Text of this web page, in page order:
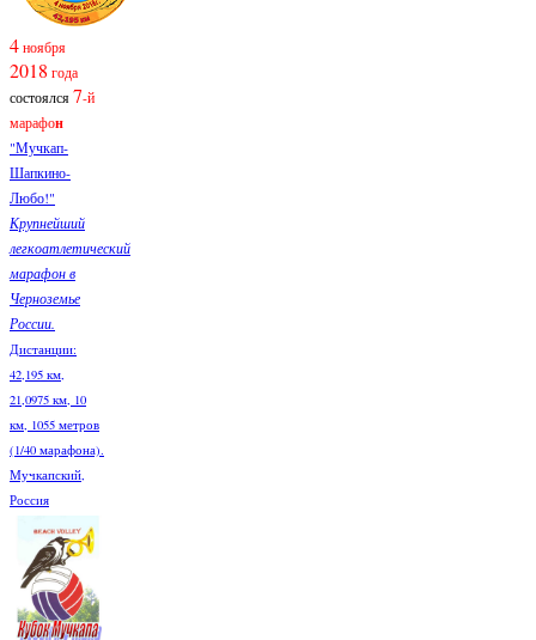
4ноября
2018 года
состоялся7-й
марафон
"Мучкап-
Шапкино-
Любо!"
Крупнейший
легкоатлетический
марафон в
Черноземье
России.
Дистанции:
42,195 км,
21,0975 км, 10
км, 1055 метров
(1/40 марафона).
Мучкапский,
Россия